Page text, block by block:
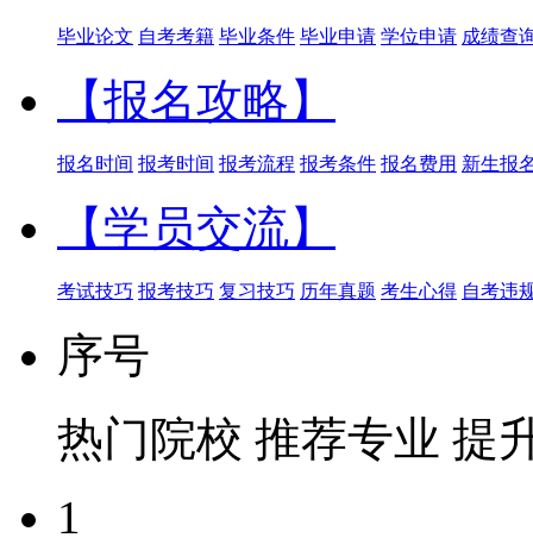
毕业论文 自考考籍 毕业条件 毕业申请 学位申请 成绩查
【报名攻略】
报名时间 报考时间 报考流程 报考条件 报名费用 新生报
【学员交流】
考试技巧 报考技巧 复习技巧 历年真题 考生心得 自考违
序号
热门院校 推荐专业 提
1